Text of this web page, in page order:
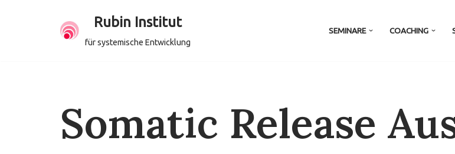
Rubin Institut
für systemische Entwicklung
SEMINARE COACHING
Somatic Release